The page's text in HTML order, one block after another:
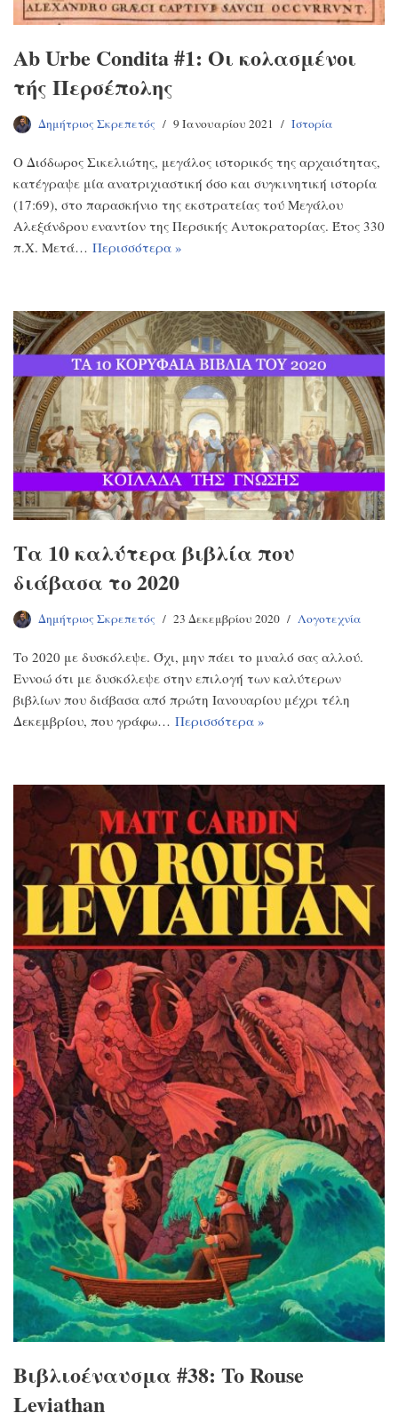
Ab Urbe Condita #1: Οι κολασμένοι
τής Περσέπολης
Δημήτριος Σκρεπετός 9 Ιανουαρίου 2021 Ιστορία
Ο Διόδωρος Σικελιώτης, μεγάλος ιστορικός της αρχαιότητας,
κατέγραψε μία ανατριχιαστική όσο και συγκινητική ιστορία
(17:69), στο παρασκήνιο της εκστρατείας τού Μεγάλου
Αλεξάνδρου εναντίον της Περσικής Αυτοκρατορίας. Έτος 330
π.Χ. Μετά… Περισσότερα »
Τα 10 καλύτερα βιβλία που
διάβασα το 2020
Δημήτριος Σκρεπετός 23 Δεκεμβρίου 2020 Λογοτεχνία
Το 2020 με δυσκόλεψε. Όχι, μην πάει το μυαλό σας αλλού.
Εννοώ ότι με δυσκόλεψε στην επιλογή των καλύτερων
βιβλίων που διάβασα από πρώτη Ιανουαρίου μέχρι τέλη
Δεκεμβρίου, που γράφω… Περισσότερα »
Βιβλιοέναυσμα #38: To Rouse
Leviathan